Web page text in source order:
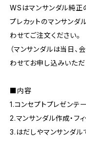
WSはマンサンダル純正
プレカットのマンサンダ
わせてご注文ください。
（マンサンダルは当日
わせてお申し込みいただ
■内容
1.コンセプトプレゼンテ
2.マンサンダル作成・フ
3.はだしやマンサンダル